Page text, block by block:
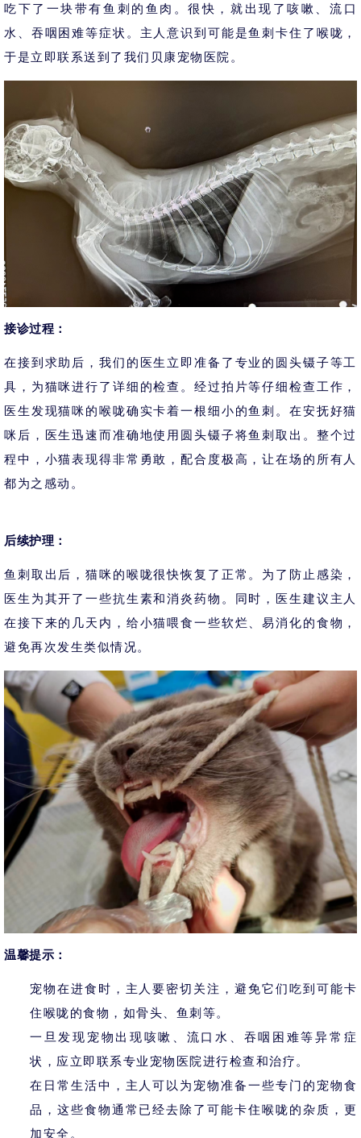
吃下了一块带有鱼刺的鱼肉。很快，就出现了咳嗽、流口
水、吞咽困难等症状。主人意识到可能是鱼刺卡住了喉咙，
于是立即联系送到了我们贝康宠物医院。
接诊过程：
在接到求助后，我们的医生立即准备了专业的圆头镊子等工
具，为猫咪进行了详细的检查。经过拍片等仔细检查工作，
医生发现猫咪的喉咙确实卡着一根细小的鱼刺。在安抚好猫
咪后，医生迅速而准确地使用圆头镊子将鱼刺取出。整个过
程中，小猫表现得非常勇敢，配合度极高，让在场的所有人
都为之感动。
后续护理：
鱼刺取出后，猫咪的喉咙很快恢复了正常。为了防止感染，
医生为其开了一些抗生素和消炎药物。同时，医生建议主人
在接下来的几天内，给小猫喂食一些软烂、易消化的食物，
避免再次发生类似情况。
温馨提示：
宠物在进食时，主人要密切关注，避免它们吃到可能卡
住喉咙的食物，如骨头、鱼刺等。
一旦发现宠物出现咳嗽、流口水、吞咽困难等异常症
状，应立即联系专业宠物医院进行检查和治疗。
在日常生活中，主人可以为宠物准备一些专门的宠物食
品，这些食物通常已经去除了可能卡住喉咙的杂质，更
加安全。